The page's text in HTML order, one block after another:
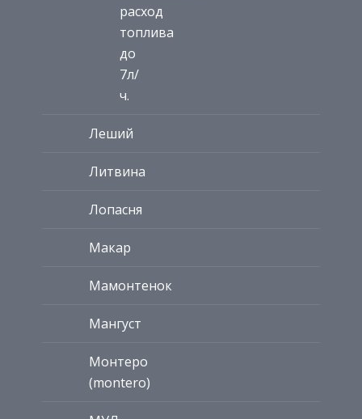
расход
топлива
до
7л/
ч.
Леший
Литвина
Лопасня
Макар
Мамонтенок
Мангуст
Монтеро
(montero)